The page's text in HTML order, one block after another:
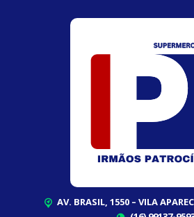
AV. BRASIL, 1550 – VILA